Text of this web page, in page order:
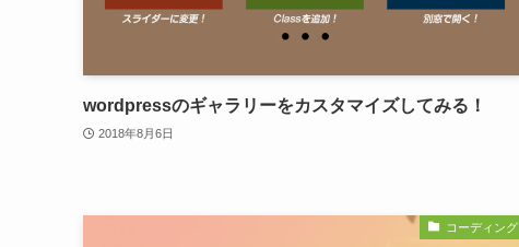
wordpressのギャラリーをカスタマイズしてみる！
2018年8月6日
コーディング